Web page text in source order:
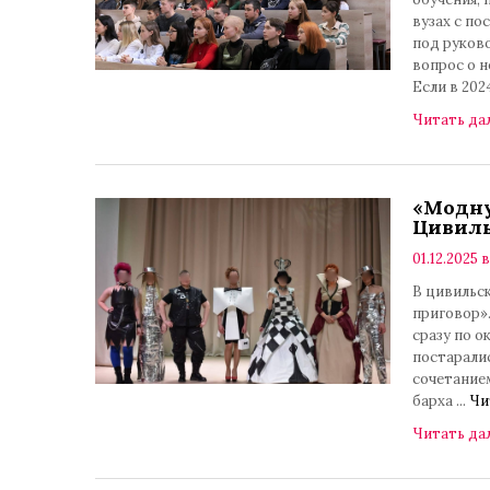
вузах с
под
вопрос о
Если в
Читать
01.12.2025
В
сразу по
барха ...
Читать